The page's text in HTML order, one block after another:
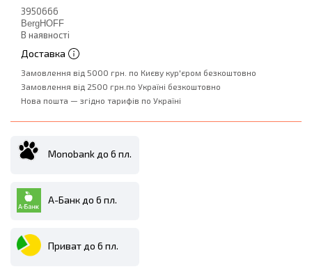
3950666
BergHOFF
В наявності
Доставка
Замовлення від 5000 грн. по Києву кур'єром безкоштовно
Замовлення від 2500 грн.по Україні безкоштовно
Нова пошта — згідно тарифів по Україні
Monobank до 6 пл.
А-Банк до 6 пл.
Приват до 6 пл.